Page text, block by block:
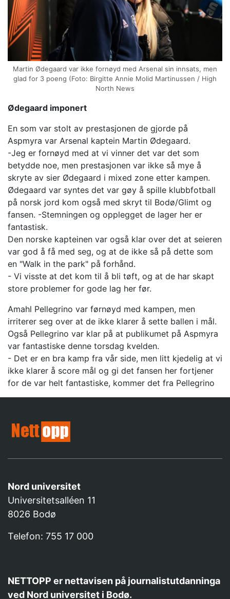
Martin Ødegaard var ikke fornøyd med Arsenal sin innsats, men
glad for 3 poeng (Foto: Birgitte Annie Molid Martinussen / High
North News
Ødegaard imponert
En som var stolt av prestasjonen de gjorde på
Aspmyra var Arsenal kaptein Martin Ødegaard.
-Jeg er fornøyd med at vi vinner det var det som
betydde noe, men prestasjonen var ikke så mye å
skryte av sier Ødegaard i mixed zone etter kampen.
Ødegaard var syntes det var gøy å spille klubbfotball
på norsk jord kom også med skryt til Bodø/Glimt og
fansen. -Stemningen og opplegget de lager her er
fantastisk.
Den norske kapteinen var også klar over det at seieren
var god å få med seg, og at de ikke så på dette som
en "Walk in the park" på forhånd.
- Vi visste at det kom til å bli tøft, og at de har skapt
store problemer for gode lag her før.
Amahl Pellegrino var førnøyd med kampen, men
irriterer seg over at de ikke klarer å sette ballen i mål.
Også Pellegrino var klar på at publikumet på Aspmyra
var fantastiske denne torsdag kvelden.
- Det er en bra kamp fra vår side, men litt kjedelig at vi
ikke klarer å score mål og gi det fansen her fortjener
for de var helt fantastiske, kommer det fra Pellegrino
Nord universitet
Universitetsalléen 11
8026 Bodø
Telefon: 755 17 000
NETTOPP er nettavisen på journalistutdanninga
ved Nord universitet i Bodø.